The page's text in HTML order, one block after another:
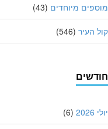
מיוחדים(43)
העיר(546)
(6)